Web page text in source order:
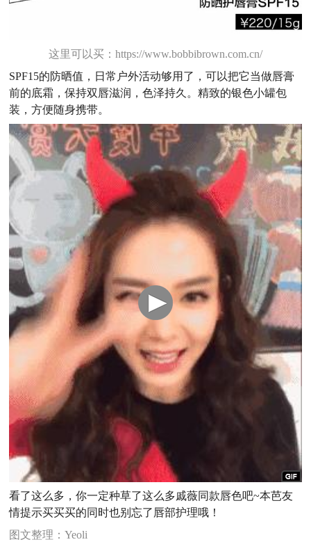
这里可以买：https://www.bobbibrown.com.cn/
SPF15的防晒值，日常户外活动够用了，可以把它当做唇膏
前的底霜，保持双唇滋润，色泽持久。精致的银色小罐包
装，方便随身携带。
看了这么多，你一定种草了这么多戚薇同款唇色吧~本芭友
情提示买买买的同时也别忘了唇部护理哦！
图文整理：Yeoli